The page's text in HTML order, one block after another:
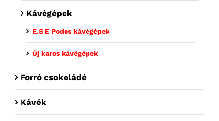
Kávégépek
E.S.E Podos kávégépek
Új karos kávégépek
Forró csokoládé
Kávék